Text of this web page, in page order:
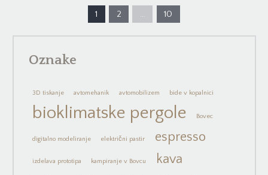
1 2 … 10
Oznake
3D tiskanje avtomehanik avtomobilizem bide v kopalnici
bioklimatske pergole Bovec
digitalno modeliranje električni pastir espresso
izdelava prototipa kampiranje v Bovcu kava